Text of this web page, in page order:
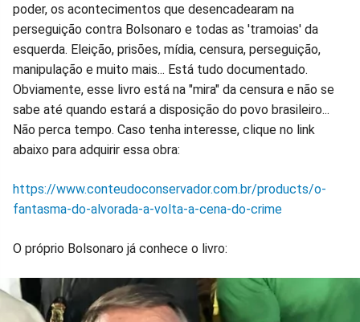
poder, os acontecimentos que desencadearam na
perseguição contra Bolsonaro e todas as 'tramoias' da
esquerda. Eleição, prisões, mídia, censura, perseguição,
manipulação e muito mais... Está tudo documentado.
Obviamente, esse livro está na "mira" da censura e não se
sabe até quando estará a disposição do povo brasileiro...
Não perca tempo. Caso tenha interesse, clique no link
abaixo para adquirir essa obra:
https://www.conteudoconservador.com.br/products/o-
fantasma-do-alvorada-a-volta-a-cena-do-crime
O próprio Bolsonaro já conhece o livro: